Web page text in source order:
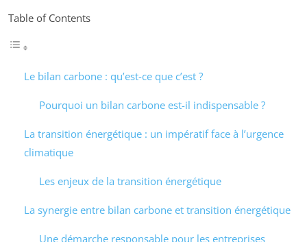
Table of Contents
Le bilan carbone : qu’est-ce que c’est ?
Pourquoi un bilan carbone est-il indispensable ?
La transition énergétique : un impératif face à l’urgence
climatique
Les enjeux de la transition énergétique
La synergie entre bilan carbone et transition énergétique
Une démarche responsable pour les entreprises